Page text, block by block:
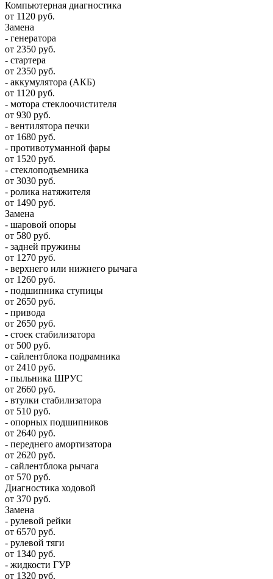
Компьютерная диагностика
от 1120 руб.
Замена
- генератора
от 2350 руб.
- стартера
от 2350 руб.
- аккумулятора (АКБ)
от 1120 руб.
- мотора стеклоочистителя
от 930 руб.
- вентилятора печки
от 1680 руб.
- противотуманной фары
от 1520 руб.
- стеклоподъемника
от 3030 руб.
- ролика натяжителя
от 1490 руб.
Замена
- шаровой опоры
от 580 руб.
- задней пружины
от 1270 руб.
- верхнего или нижнего рычага
от 1260 руб.
- подшипника ступицы
от 2650 руб.
- привода
от 2650 руб.
- стоек стабилизатора
от 500 руб.
- сайлентблока подрамника
от 2410 руб.
- пыльника ШРУС
от 2660 руб.
- втулки стабилизатора
от 510 руб.
- опорных подшипников
от 2640 руб.
- переднего амортизатора
от 2620 руб.
- сайлентблока рычага
от 570 руб.
Диагностика ходовой
от 370 руб.
Замена
- рулевой рейки
от 6570 руб.
- рулевой тяги
от 1340 руб.
- жидкости ГУР
от 1320 руб.